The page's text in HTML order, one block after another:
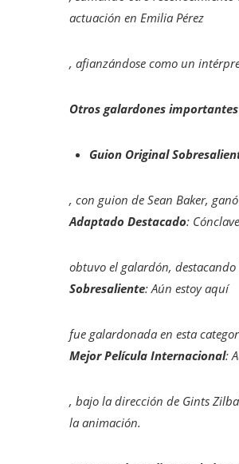
actuación en Emilia Pérez
, afianzándose como un
Otros galardones importantes
Guion Original
, con guion de Sean Baker,
Adaptado Destacado: Cónclave
obtuvo el galardón,
Sobresaliente: Aún estoy aquí
fue galardonada en esta
Mejor Película Internacional:
, bajo la dirección de Gints
la animación.